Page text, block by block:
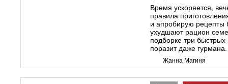
Время ускоряется,
правила
и апробирую рецепты
ухудшают рацион
подборке три быстрых
поразит даже гурмана.
Жанна Магиня